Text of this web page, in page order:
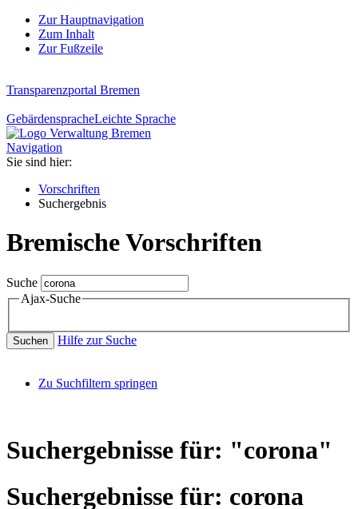
Zur Hauptnavigation
Zum Inhalt
Zur Fußzeile
Transparenzportal Bremen
GebärdenspracheLeichte Sprache
Navigation
Sie sind hier:
Vorschriften
Suchergebnis
Bremische Vorschriften
Suche
Ajax-Suche
Suchen Hilfe zur Suche
Zu Suchfiltern springen
Suchergebnisse für: "corona"
Suchergebnisse für: corona